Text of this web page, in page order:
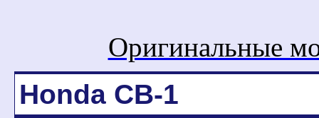
Оригинальные
Honda CB-1